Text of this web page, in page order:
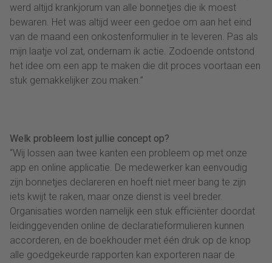
werd altijd krankjorum van alle bonnetjes die ik moest
bewaren. Het was altijd weer een gedoe om aan het eind
van de maand een onkostenformulier in te leveren. Pas als
mijn laatje vol zat, ondernam ik actie. Zodoende ontstond
het idee om een app te maken die dit proces voortaan een
stuk gemakkelijker zou maken.”
Welk probleem lost jullie concept op?
“Wij lossen aan twee kanten een probleem op met onze
app en online applicatie. De medewerker kan eenvoudig
zijn bonnetjes declareren en hoeft niet meer bang te zijn
iets kwijt te raken, maar onze dienst is veel breder.
Organisaties worden namelijk een stuk efficiënter doordat
leidinggevenden online de declaratieformulieren kunnen
accorderen, en de boekhouder met één druk op de knop
alle goedgekeurde rapporten kan exporteren naar de